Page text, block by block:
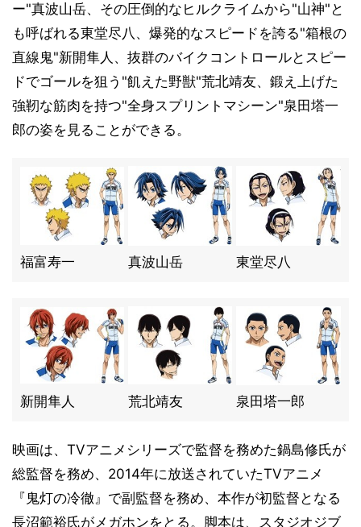
ー"真波山岳、その圧倒的なヒルクライムから"山神"と
も呼ばれる東堂尽八、爆発的なスピードを誇る"箱根の
直線鬼"新開隼人、抜群のバイクコントロールとスピー
ドでゴールを狙う"飢えた野獣"荒北靖友、鍛え上げた
強靭な筋肉を持つ"全身スプリントマシーン"泉田塔一
郎の姿を見ることができる。
福富寿一 真波山岳 東堂尽八
新開隼人 荒北靖友 泉田塔一郎
映画は、TVアニメシリーズで監督を務めた鍋島修氏が
総監督を務め、2014年に放送されていたTVアニメ
『鬼灯の冷徹』で副監督を務め、本作が初監督となる
長沼範裕氏がメガホンをとる。脚本は、スタジオジブ